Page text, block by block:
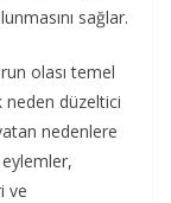
sağlar.
olası temel
düzeltici
nedenlere
ve